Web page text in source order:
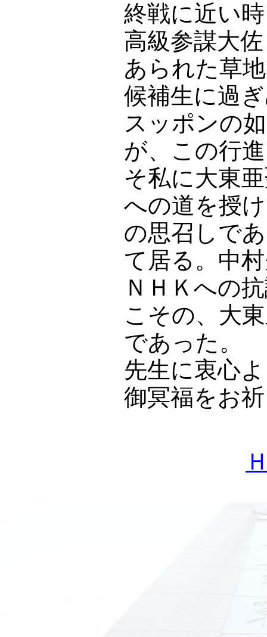
終戦に近い
高級参謀大
あられた草
候補生に過
スッポンの
が、この行
そ私に大東
への道を授
の思召しで
て居る。中
ＮＨＫへの
こその、大
であった。
先生に衷心
御冥福をお